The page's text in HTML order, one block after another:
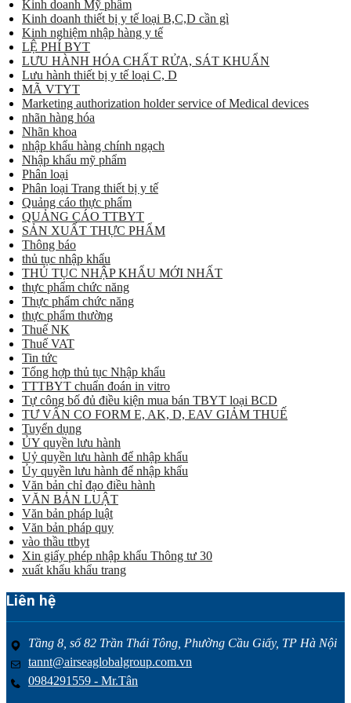
Kinh doanh Mỹ phẩm
Kinh doanh thiết bị y tế loại B,C,D cần gì
Kinh nghiệm nhập hàng y tế
LỆ PHÍ BYT
LƯU HÀNH HÓA CHẤT RỬA, SÁT KHUẨN
Lưu hành thiết bị y tế loại C, D
MÃ VTYT
Marketing authorization holder service of Medical devices
nhãn hàng hóa
Nhãn khoa
nhập khẩu hàng chính ngạch
Nhập khẩu mỹ phẩm
Phân loại
Phân loại Trang thiết bị y tế
Quảng cáo thực phẩm
QUẢNG CÁO TTBYT
SẢN XUẤT THỰC PHẨM
Thông báo
thủ tục nhập khẩu
THỦ TỤC NHẬP KHẨU MỚI NHẤT
thực phẩm chức năng
Thực phẩm chức năng
thực phẩm thường
Thuế NK
Thuế VAT
Tin tức
Tổng hợp thủ tục Nhập khẩu
TTTBYT chuẩn đoán in vitro
Tự công bố đủ điều kiện mua bán TBYT loại BCD
TƯ VẤN CO FORM E, AK, D, EAV GIẢM THUẾ
Tuyển dụng
ỦY quyền lưu hành
Uỷ quyền lưu hành để nhập khẩu
Ủy quyền lưu hành để nhập khẩu
Văn bản chỉ đạo điều hành
VĂN BẢN LUẬT
Văn bản pháp luật
Văn bản pháp quy
vào thầu ttbyt
Xin giấy phép nhập khẩu Thông tư 30
xuất khẩu khẩu trang
Liên hệ
Tầng 8, số 82 Trần Thái Tông, Phường Cầu Giấy, TP Hà Nội
tannt@airseaglobalgroup.com.vn
0984291559 - Mr.Tân